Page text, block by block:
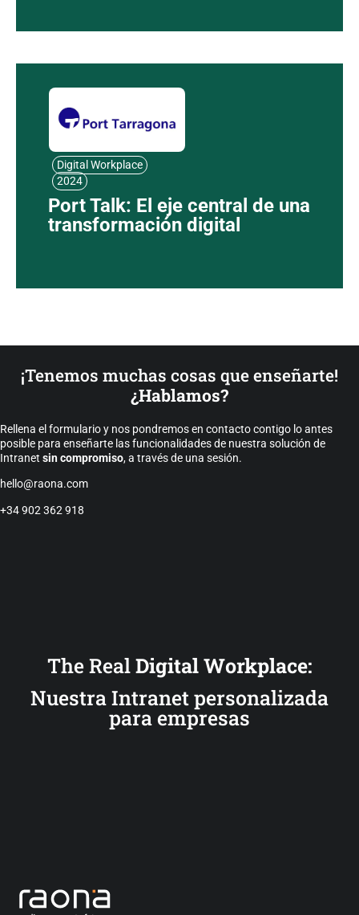
Digital Workplace
2024
Port Talk: El eje central de una
transformación digital
¡Tenemos muchas cosas que enseñarte!
¿Hablamos?
Rellena el formulario y nos pondremos en contacto contigo lo antes
posible para enseñarte las funcionalidades de nuestra solución de
Intranet sin compromiso, a través de una sesión.
hello@raona.com
+34 902 362 918
The RealDigital Workplace:
Nuestra Intranet personalizada
para empresas